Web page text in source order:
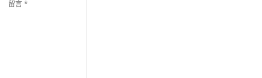
留言*